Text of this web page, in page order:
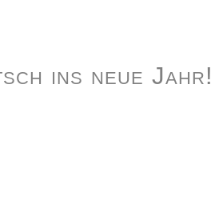
ins neue Jahr!